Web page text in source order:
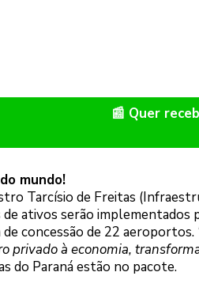
📰 Quer
mundo!
Tarcísio de Freitas
ativos serão implementados
de concessão de 22 aeroportos.
privado à economia,
do Paraná estão no pacote.